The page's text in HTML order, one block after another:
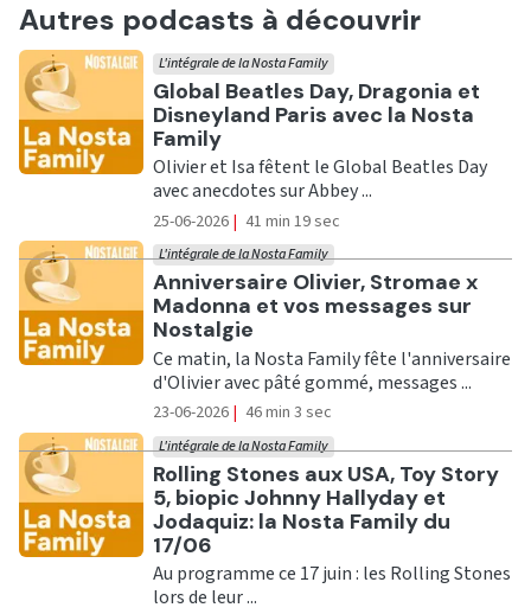
Autres podcasts à découvrir
Ecouter
Global Beatles Day, Dragonia et
Disneyland Paris avec la Nosta
Family
L'intégrale de la Nosta Family
Olivier et Isa fêtent le Global Beatles Day
avec anecdotes sur Abbey ...
25-06-2026 | 41 min 19 sec
Ecouter
Anniversaire Olivier, Stromae x
Madonna et vos messages sur
Nostalgie
L'intégrale de la Nosta Family
Ce matin, la Nosta Family fête l'anniversaire
d'Olivier avec pâté gommé, messages ...
23-06-2026 | 46 min 3 sec
Ecouter
Rolling Stones aux USA, Toy Story
5, biopic Johnny Hallyday et
Jodaquiz: la Nosta Family du
17/06
L'intégrale de la Nosta Family
Au programme ce 17 juin : les Rolling Stones
lors de leur ...